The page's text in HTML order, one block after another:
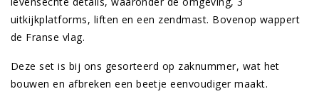
uitkijkplatforms, liften en een zendmast. Bovenop wappert
de Franse vlag.
Deze set is bij ons gesorteerd op zaknummer, wat het
bouwen en afbreken een beetje eenvoudiger maakt.